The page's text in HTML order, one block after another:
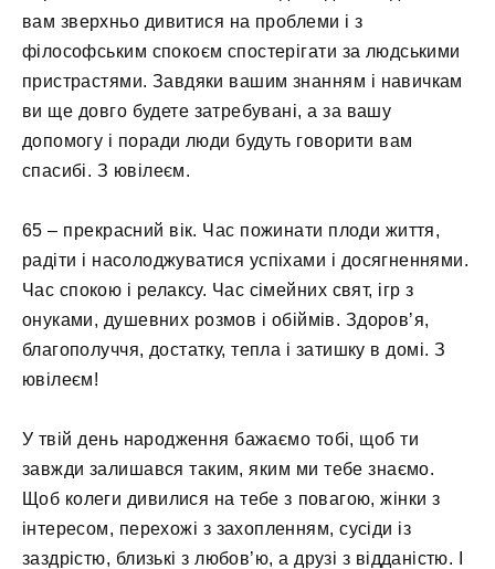
вам зверхньо дивитися на проблеми і з
філософським спокоєм спостерігати за людськими
пристрастями. Завдяки вашим знанням і навичкам
ви ще довго будете затребувані, а за вашу
допомогу і поради люди будуть говорити вам
спасибі. З ювілеєм.
65 – прекрасний вік. Час пожинати плоди життя,
радіти і насолоджуватися успіхами і досягненнями.
Час спокою і релаксу. Час сімейних свят, ігр з
онуками, душевних розмов і обіймів. Здоров’я,
благополуччя, достатку, тепла і затишку в домі. З
ювілеєм!
У твій день народження бажаємо тобі, щоб ти
завжди залишався таким, яким ми тебе знаємо.
Щоб колеги дивилися на тебе з повагою, жінки з
інтересом, перехожі з захопленням, сусіди із
заздрістю, близькі з любов’ю, а друзі з відданістю. І